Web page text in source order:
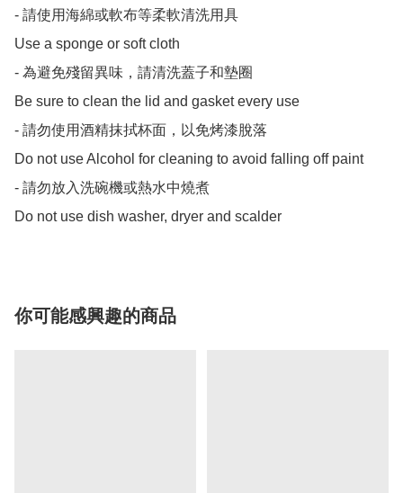
- 請使用海綿或軟布等柔軟清洗用具
Use a sponge or soft cloth
- 為避免殘留異味，請清洗蓋子和墊圈
Be sure to clean the lid and gasket every use
- 請勿使用酒精抹拭杯面，以免烤漆脫落
Do not use Alcohol for cleaning to avoid falling off paint
- 請勿放入洗碗機或熱水中燒煮
Do not use dish washer, dryer and scalder
你可能感興趣的商品